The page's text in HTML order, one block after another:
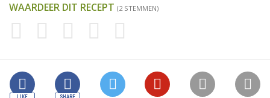
WAARDEER DIT RECEPT (2 STEMMEN)